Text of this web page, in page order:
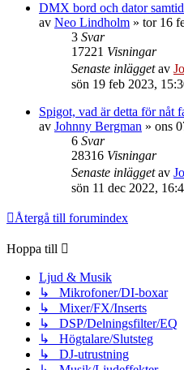
DMX bord och dator
av Neo Lindholm » tor 16
3 Svar
17221 Visningar
Senaste inläggetav
sön 19 feb 2023,
Spigot, vad är detta för nåt
av Johnny Bergman » ons
6 Svar
28316 Visningar
Senaste inläggetav
sön 11 dec 2022,
Återgå till forumindex
Hoppa till
Ljud & Musik
↳ Mikrofoner/DI-boxar
↳ Mixer/FX/Inserts
↳ DSP/Delningsfilter/EQ
↳ Högtalare/Slutsteg
↳ DJ-utrustning